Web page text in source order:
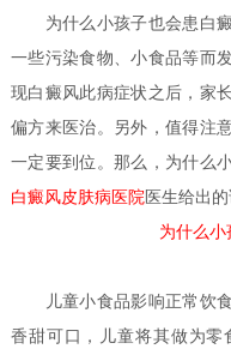
为什么小孩子也会患白
一些污染食物、小食品等而
现白癜风此病症状之后，家
偏方来医治。另外，值得注
一定要到位。那么，为什么
白癜风皮肤病医院 医生给出的
为什么小
儿童小食品影响正常饮食
香甜可口，儿童将其做为零